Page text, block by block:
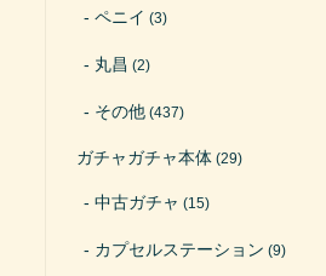
ペニイ (3)
丸昌 (2)
その他 (437)
ガチャガチャ本体 (29)
中古ガチャ (15)
カプセルステーション (9)